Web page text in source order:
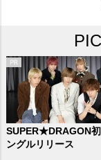
SUPER★DRAGON
ングルリリース